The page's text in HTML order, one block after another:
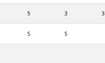
5 3 3
5 5